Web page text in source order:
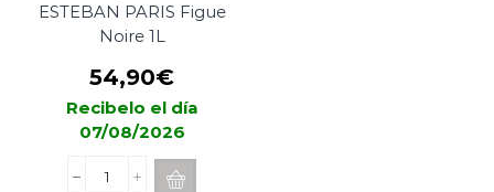
ESTEBAN PARIS Figue
Noire 1L
54,90€
Recibelo el día
07/08/2026
Recarga